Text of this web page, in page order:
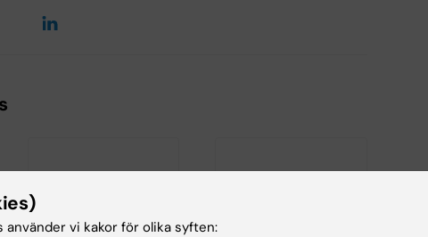
vi kakor för olika syften: